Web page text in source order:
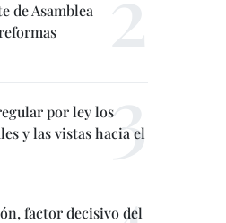
de Asamblea
por ley los
y las vistas hacia el
factor decisivo del